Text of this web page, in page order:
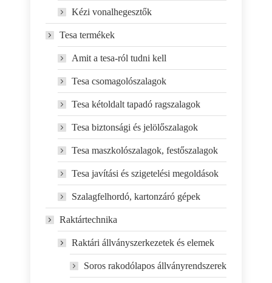
Kézi vonalhegesztők
Tesa termékek
Amit a tesa-ról tudni kell
Tesa csomagolószalagok
Tesa kétoldalt tapadó ragszalagok
Tesa biztonsági és jelölőszalagok
Tesa maszkolószalagok, festőszalagok
Tesa javítási és szigetelési megoldások
Szalagfelhordó, kartonzáró gépek
Raktártechnika
Raktári állványszerkezetek és elemek
Soros rakodólapos állványrendszerek